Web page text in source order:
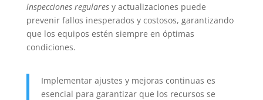
inspecciones regularesy actualizaciones puede
prevenir fallos inesperados y costosos, garantizando
que los equipos estén siempre en óptimas
condiciones.
Implementar ajustes y mejoras continuas es
esencial para garantizar que los recursos se